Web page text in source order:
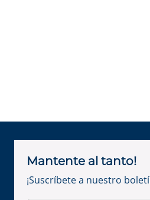
Mantente al tanto!
¡Suscríbete a nuestro